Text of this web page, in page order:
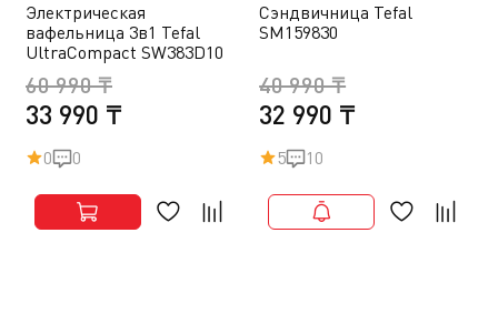
Электрическая
вафельница 3в1 Tefal
UltraCompact SW383D10
33 990 ₸
60 990 ₸
0 0
Сэндвичница Tefal
SM159830
32 990 ₸
40 990 ₸
5 10